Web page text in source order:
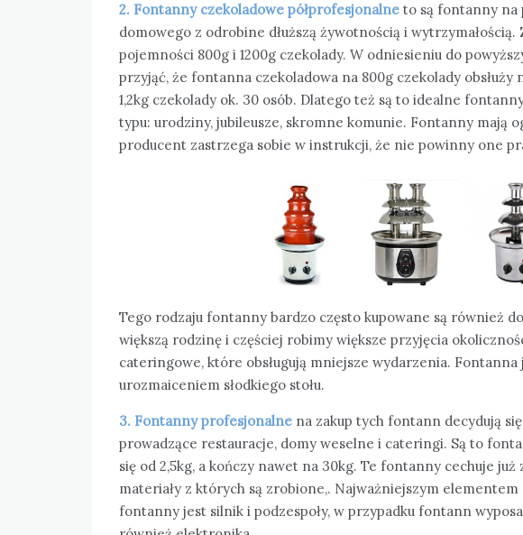
2. Fontanny czekoladowe półprofesjonalne to są fontanny na
domowego z odrobine dłuższą żywotnością i
pojemności 800g i 1200g czekolady. W odniesieniu do
przyjąć, że fontanna czekoladowa na 800g czekolady obsłuży
1,2kg czekolady ok. 30 osób. Dlatego też są to idealne
typu: urodziny, jubileusze, skromne komunie. Fontanny mają
producent zastrzega sobie w instrukcji, że nie powinny one
Tego rodzaju fontanny bardzo często kupowane są również
większą rodzinę i częściej robimy większe przyjęcia
cateringowe, które obsługują mniejsze wydarzenia.
urozmaiceniem słodkiego stołu.
3. Fontanny profesjonalne na zakup tych fontann decydują
prowadzące restauracje, domy weselne i cateringi. Są to
się od 2,5kg, a kończy nawet na 30kg. Te fontanny cechuje
materiały z których są zrobione,. Najważniejszym
fontanny jest silnik i podzespoły, w przypadku fontann